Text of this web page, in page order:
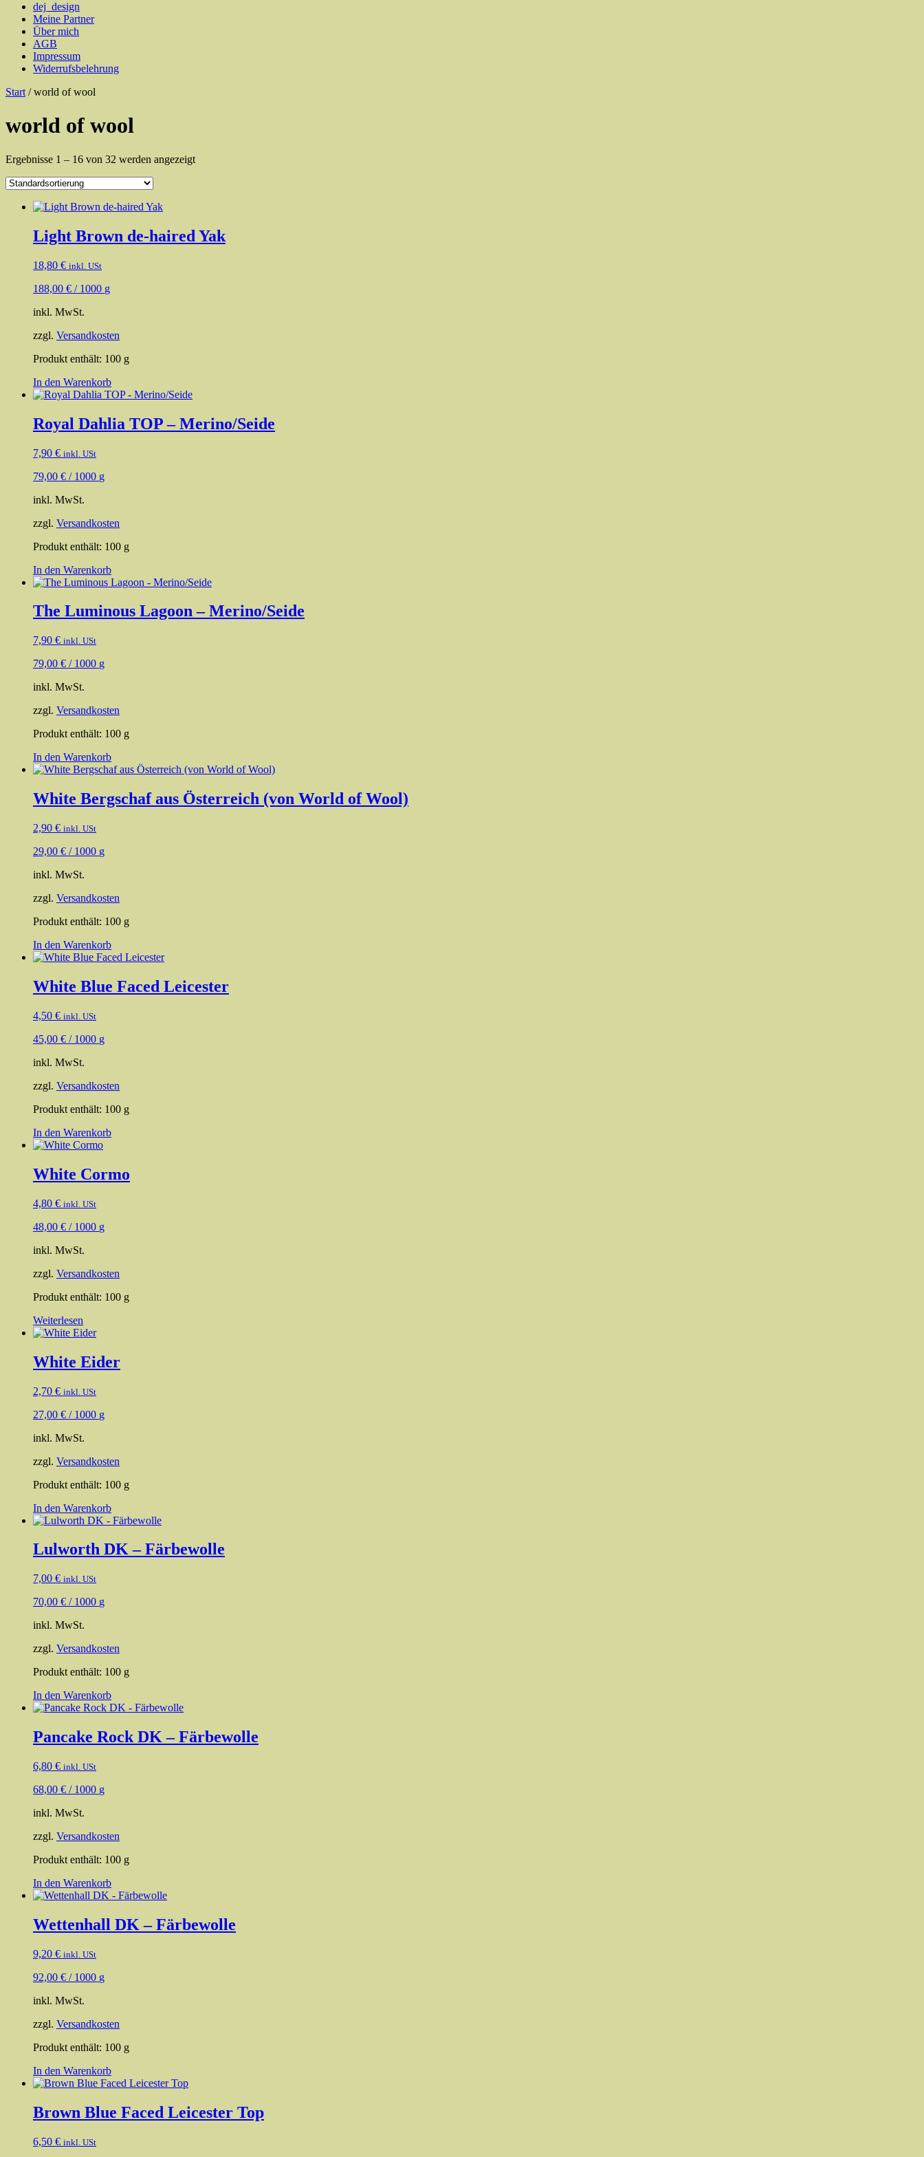
dej_design
Meine Partner
Über mich
AGB
Impressum
Widerrufsbelehrung
Start / world of wool
world of wool
Ergebnisse 1 – 16 von 32 werden angezeigt
Light Brown de-haired Yak
18,80 € inkl. USt
188,00 € / 1000 g
inkl. MwSt.
zzgl. Versandkosten
Produkt enthält: 100 g
In den Warenkorb
Royal Dahlia TOP – Merino/Seide
7,90 € inkl. USt
79,00 € / 1000 g
inkl. MwSt.
zzgl. Versandkosten
Produkt enthält: 100 g
In den Warenkorb
The Luminous Lagoon – Merino/Seide
7,90 € inkl. USt
79,00 € / 1000 g
inkl. MwSt.
zzgl. Versandkosten
Produkt enthält: 100 g
In den Warenkorb
White Bergschaf aus Österreich (von World of Wool)
2,90 € inkl. USt
29,00 € / 1000 g
inkl. MwSt.
zzgl. Versandkosten
Produkt enthält: 100 g
In den Warenkorb
White Blue Faced Leicester
4,50 € inkl. USt
45,00 € / 1000 g
inkl. MwSt.
zzgl. Versandkosten
Produkt enthält: 100 g
In den Warenkorb
White Cormo
4,80 € inkl. USt
48,00 € / 1000 g
inkl. MwSt.
zzgl. Versandkosten
Produkt enthält: 100 g
Weiterlesen
White Eider
2,70 € inkl. USt
27,00 € / 1000 g
inkl. MwSt.
zzgl. Versandkosten
Produkt enthält: 100 g
In den Warenkorb
Lulworth DK – Färbewolle
7,00 € inkl. USt
70,00 € / 1000 g
inkl. MwSt.
zzgl. Versandkosten
Produkt enthält: 100 g
In den Warenkorb
Pancake Rock DK – Färbewolle
6,80 € inkl. USt
68,00 € / 1000 g
inkl. MwSt.
zzgl. Versandkosten
Produkt enthält: 100 g
In den Warenkorb
Wettenhall DK – Färbewolle
9,20 € inkl. USt
92,00 € / 1000 g
inkl. MwSt.
zzgl. Versandkosten
Produkt enthält: 100 g
In den Warenkorb
Brown Blue Faced Leicester Top
6,50 € inkl. USt